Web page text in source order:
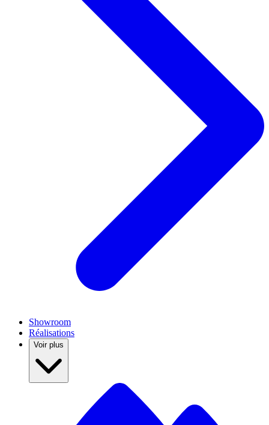
Showroom
Réalisations
Voir plus